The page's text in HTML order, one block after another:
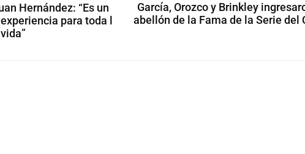
Hernández: “Es un
para toda l
García, Orozco y Brinkley
abellón de la Fama de la Serie del